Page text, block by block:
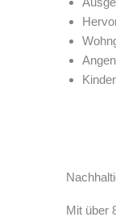
Mit über